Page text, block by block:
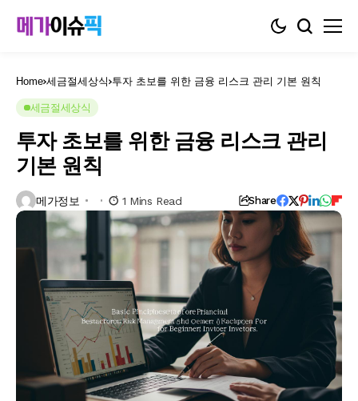
Home 세금절세상식 투자 초보를 위한 금융 리스크 관리 기본 원칙
세금절세상식
투자 초보를 위한 금융 리스크 관리
기본 원칙
메가정보 1 Mins Read Share